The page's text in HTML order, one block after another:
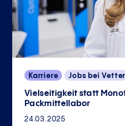
Karriere Jobs bei Vetter
Vielseitigkeit statt
Packmittellabor
24.03.2025